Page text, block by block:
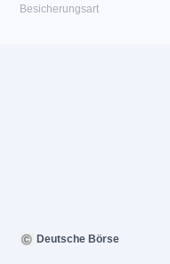
Besicherungsart
Deutsche Börse